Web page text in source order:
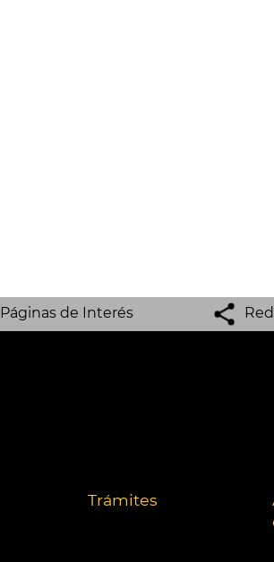
Páginas de Interés
Trámites